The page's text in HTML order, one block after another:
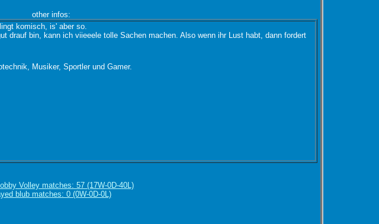
other infos:
komisch, is' aber so.
drauf bin, kann ich viieeele tolle Sachen machen. Also wenn ihr Lust habt, dann fordert
Musiker, Sportler und Gamer.
Volley matches: 57 (17W-0D-40L)
blub matches: 0 (0W-0D-0L)